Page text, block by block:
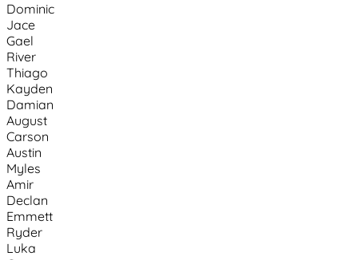
Dominic
Jace
Gael
River
Thiago
Kayden
Damian
August
Carson
Austin
Myles
Amir
Declan
Emmett
Ryder
Luka